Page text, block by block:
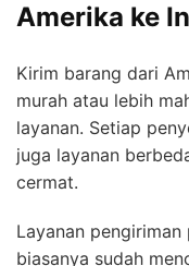
Amerika ke
Kirim barang dari
murah atau lebih
layanan. Setiap
juga layanan
cermat.
Layanan
biasanya sudah